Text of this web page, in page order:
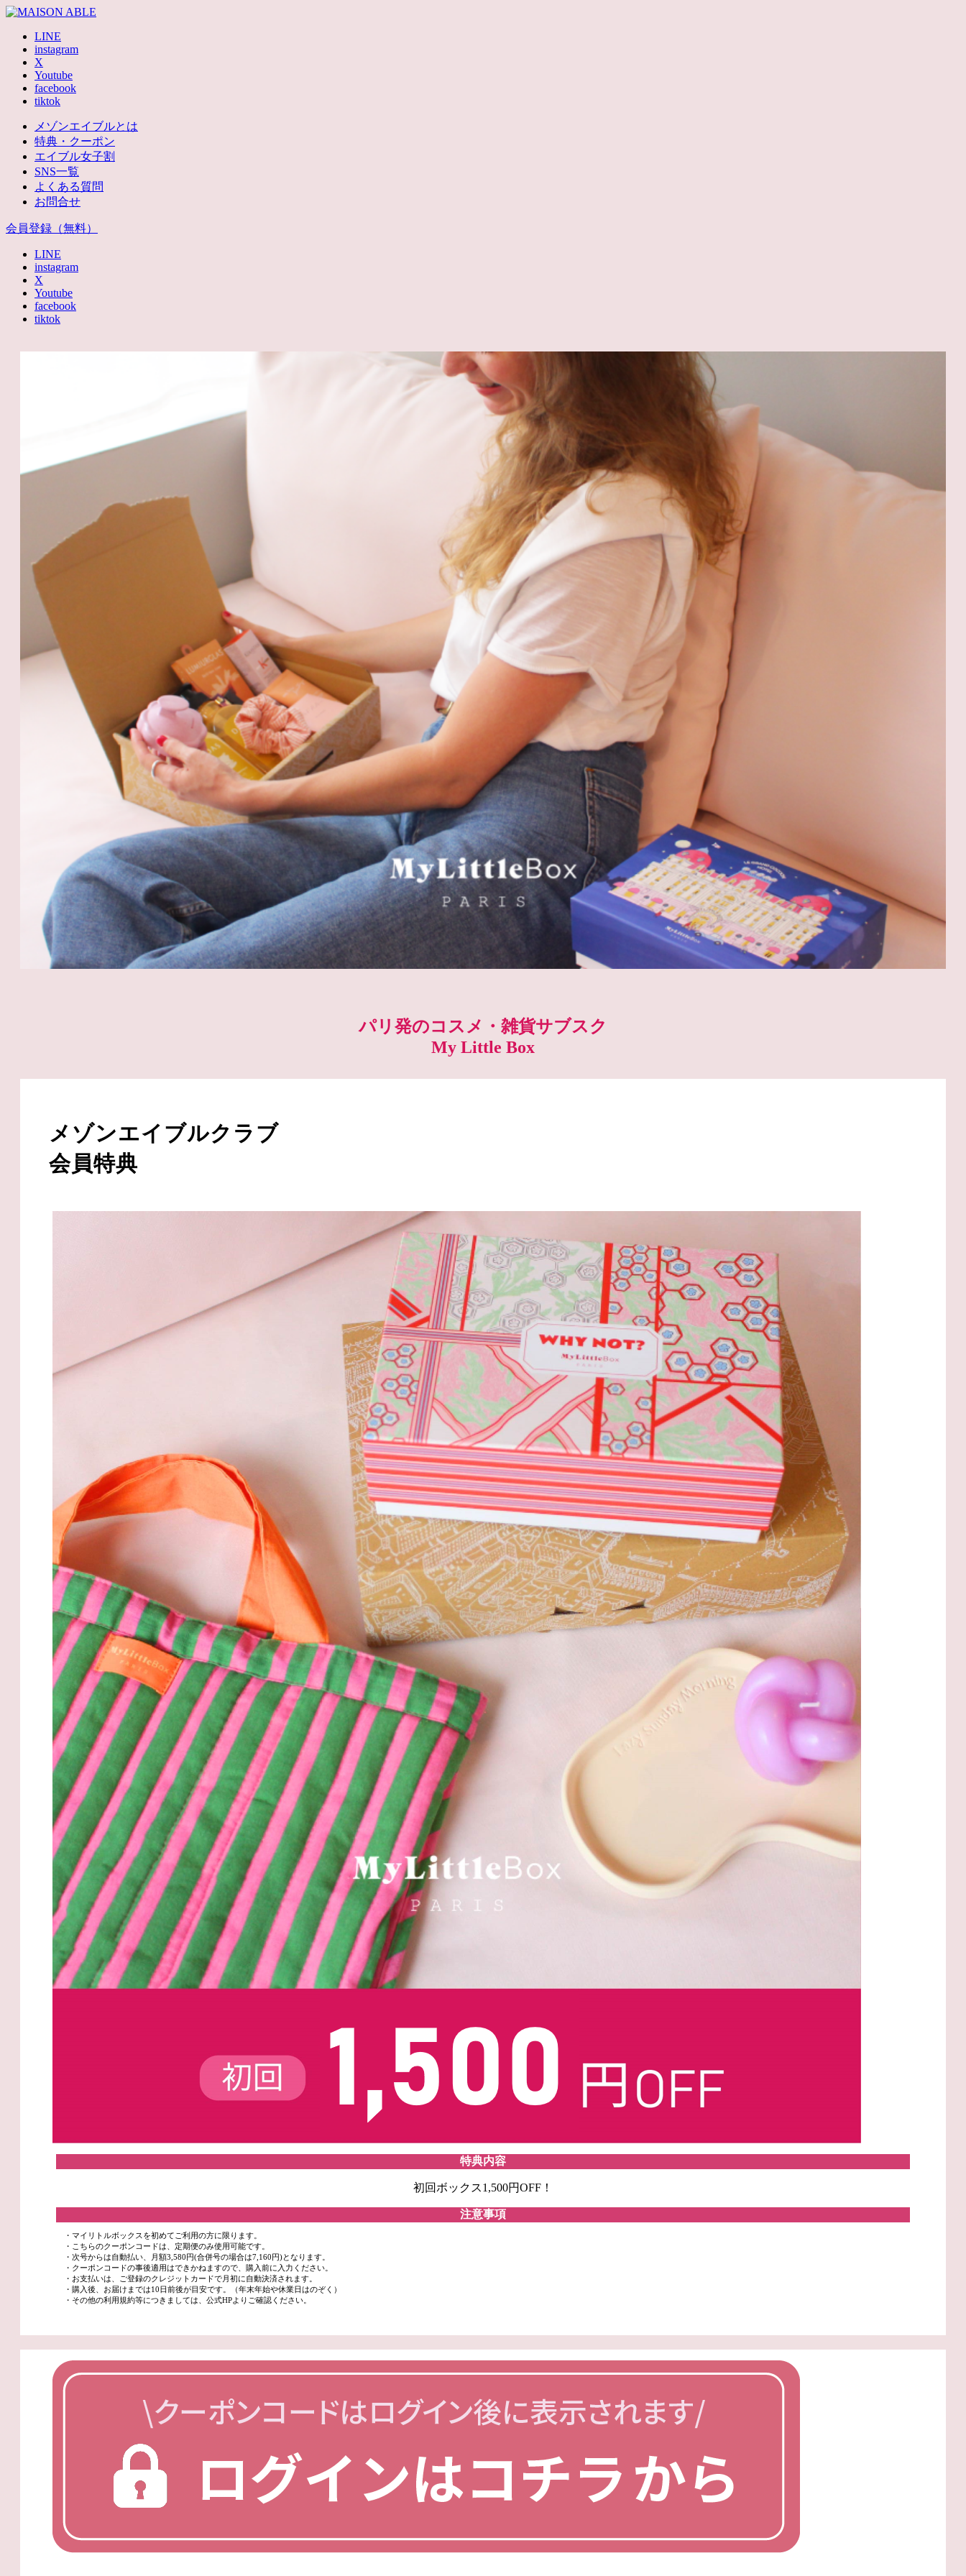
LINE
instagram
X
Youtube
facebook
tiktok
メゾンエイブルとは
特典・クーポン
エイブル女子割
SNS一覧
よくある質問
お問合せ
会員登録（無料）
LINE
instagram
X
Youtube
facebook
tiktok
パリ発のコスメ・雑貨サブスク
My Little Box
メゾンエイブルクラブ
会員特典
特典内容
初回ボックス1,500円OFF！
注意事項
・マイリトルボックスを初めてご利用の方に限ります。
・こちらのクーポンコードは、定期便のみ使用可能です。
・次号からは自動払い、月額3,580円(合併号の場合は7,160円)となります。
・クーポンコードの事後適用はできかねますので、購入前に入力ください。
・お支払いは、ご登録のクレジットカードで月初に自動決済されます。
・購入後、お届けまでは10日前後が目安です。（年末年始や休業日はのぞく）
・その他の利用規約等につきましては、公式HPよりご確認ください。